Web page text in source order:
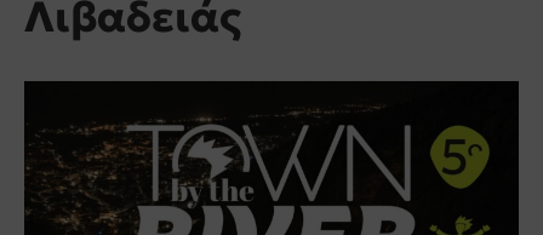
Λιβαδειάς